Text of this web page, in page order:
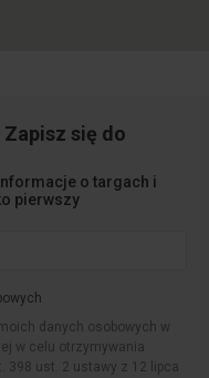
się do
o targach i
pierwszy
danych osobowych w
w celu otrzymywania
398 ust. 2 ustawy z 12 lipca